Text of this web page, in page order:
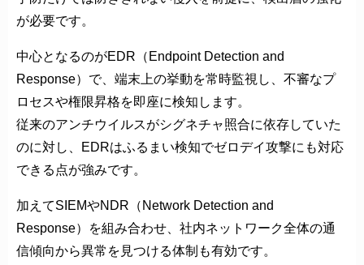
が必要です。
中心となるのがEDR（Endpoint Detection and
Response）で、端末上の挙動を常時監視し、不審なプ
ロセスや権限昇格を即座に検知します。
従来のアンチウイルスがシグネチャ照合に依存していた
のに対し、EDRはふるまい検知でゼロデイ攻撃にも対応
できる点が強みです。
加えてSIEMやNDR（Network Detection and
Response）を組み合わせ、社内ネットワーク全体の通
信傾向から異常を見つける体制も有効です。